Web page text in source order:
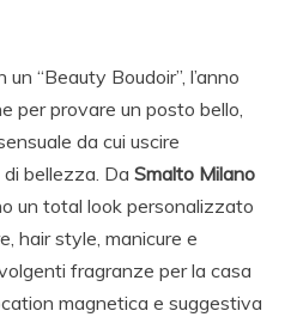
“Beauty Boudoir”, l’anno
per provare un posto bello,
da cui uscire
bellezza. Da Smalto Milano
un total look personalizzato
hair style, manicure e
fragranze per la casa
magnetica e suggestiva